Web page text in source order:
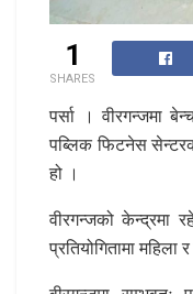
1
SHARES
पर्सा । वीरगन्जमा
पब्लिक फिटनेस
हो ।
वीरगन्जको केन्द्रमा
प्रतियोगितामा